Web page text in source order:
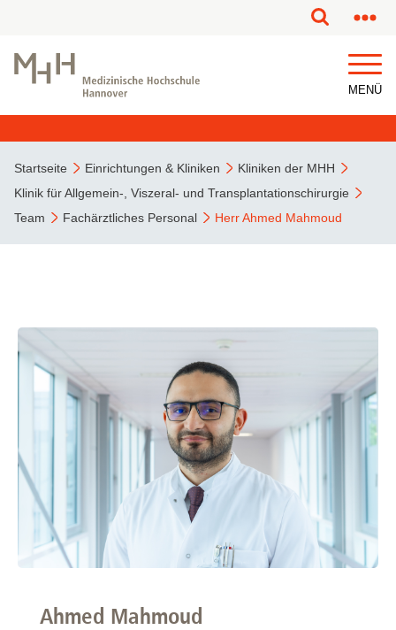
MENÜ
Startseite Einrichtungen & Kliniken
Kliniken der MHH
Klinik für Allgemein-, Viszeral- und Transplantationschirurgie
Team
Fachärztliches Personal Herr Ahmed Mahmoud
Ahmed Mahmoud